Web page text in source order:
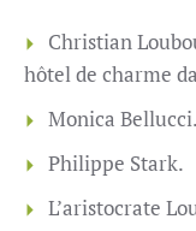
Christian
hôtel de charme
Monica Bellucci.
Philippe Stark.
L’aristocrate